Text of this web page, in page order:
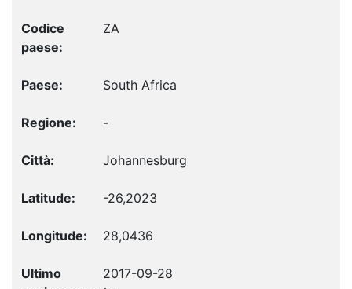
ZA
South Africa
-
Johannesburg
-26,2023
28,0436
2017-09-28